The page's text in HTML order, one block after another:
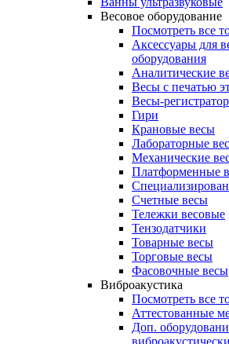
Весовое оборудование
Посмотреть все
Аксессуары для
оборудования
Аналитические
Весы с печатью
Весы-
Гири
Крановые весы
Лабораторные
Механические
Платформенные
Счетные весы
Тележки весовые
Тензодатчики
Товарные весы
Торговые весы
Фасовочные весы
Виброакустика
Посмотреть все
Аттестованные
Доп.